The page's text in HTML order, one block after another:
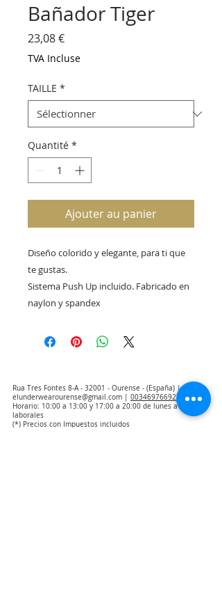
Bañador Tiger
23,08 €Prix
TVA Incluse
TAILLE *
Quantité *
Ajouter au panier
Diseño colorido y elegante, para ti que
te gustas.
Sistema Push Up incluido. Fabricado en
naylon y spandex
Rua Tres Fontes 8-A - 32001 - Ourense - (España) |
elunderwearourense@gmail.com
0034697669271
Horario: 10:00 a 13:00 y 17:00 a 20:00 de lunes a viernes
laborales
(*) Precios con Impuestos incluidos